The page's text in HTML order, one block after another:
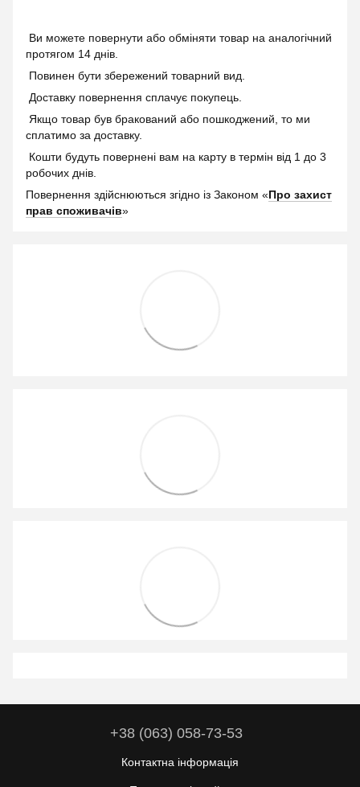
Ви можете повернути або обміняти товар на аналогічний
протягом 14 днів.
Повинен бути збережений товарний вид.
Доставку повернення сплачує покупець.
Якщо товар був бракований або пошкоджений, то ми
сплатимо за доставку.
Кошти будуть повернені вам на карту в термін від 1 до 3
робочих днів.
Повернення здійснюються згідно із Законом «Про захист
прав споживачів»
+38 (063) 058-73-53
Контактна інформація